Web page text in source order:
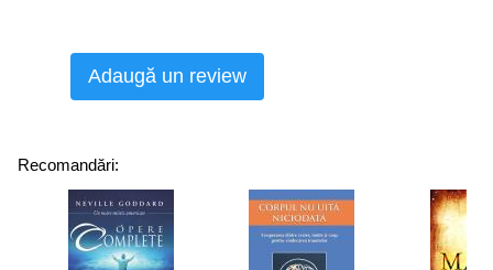
Adaugă un review
Recomandări: